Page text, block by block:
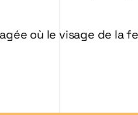
où le visage de la